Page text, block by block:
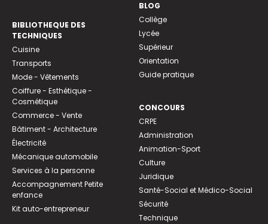
BIBLIOTHEQUE DES
TECHNIQUES
Cuisine
Transports
Mode - Vêtements
Coiffure - Esthétique -
Cosmétique
Commerce - Vente
Bâtiment - Architecture
Électricité
Mécanique automobile
Services à la personne
Accompagnement Petite
enfance
Kit auto-entrepreneur
BLOG
Collège
Lycée
Supérieur
Orientation
Guide pratique
CONCOURS
CRPE
Administration
Animation-Sport
Culture
Juridique
Santé-Social et Médico-Social
Sécurité
Technique